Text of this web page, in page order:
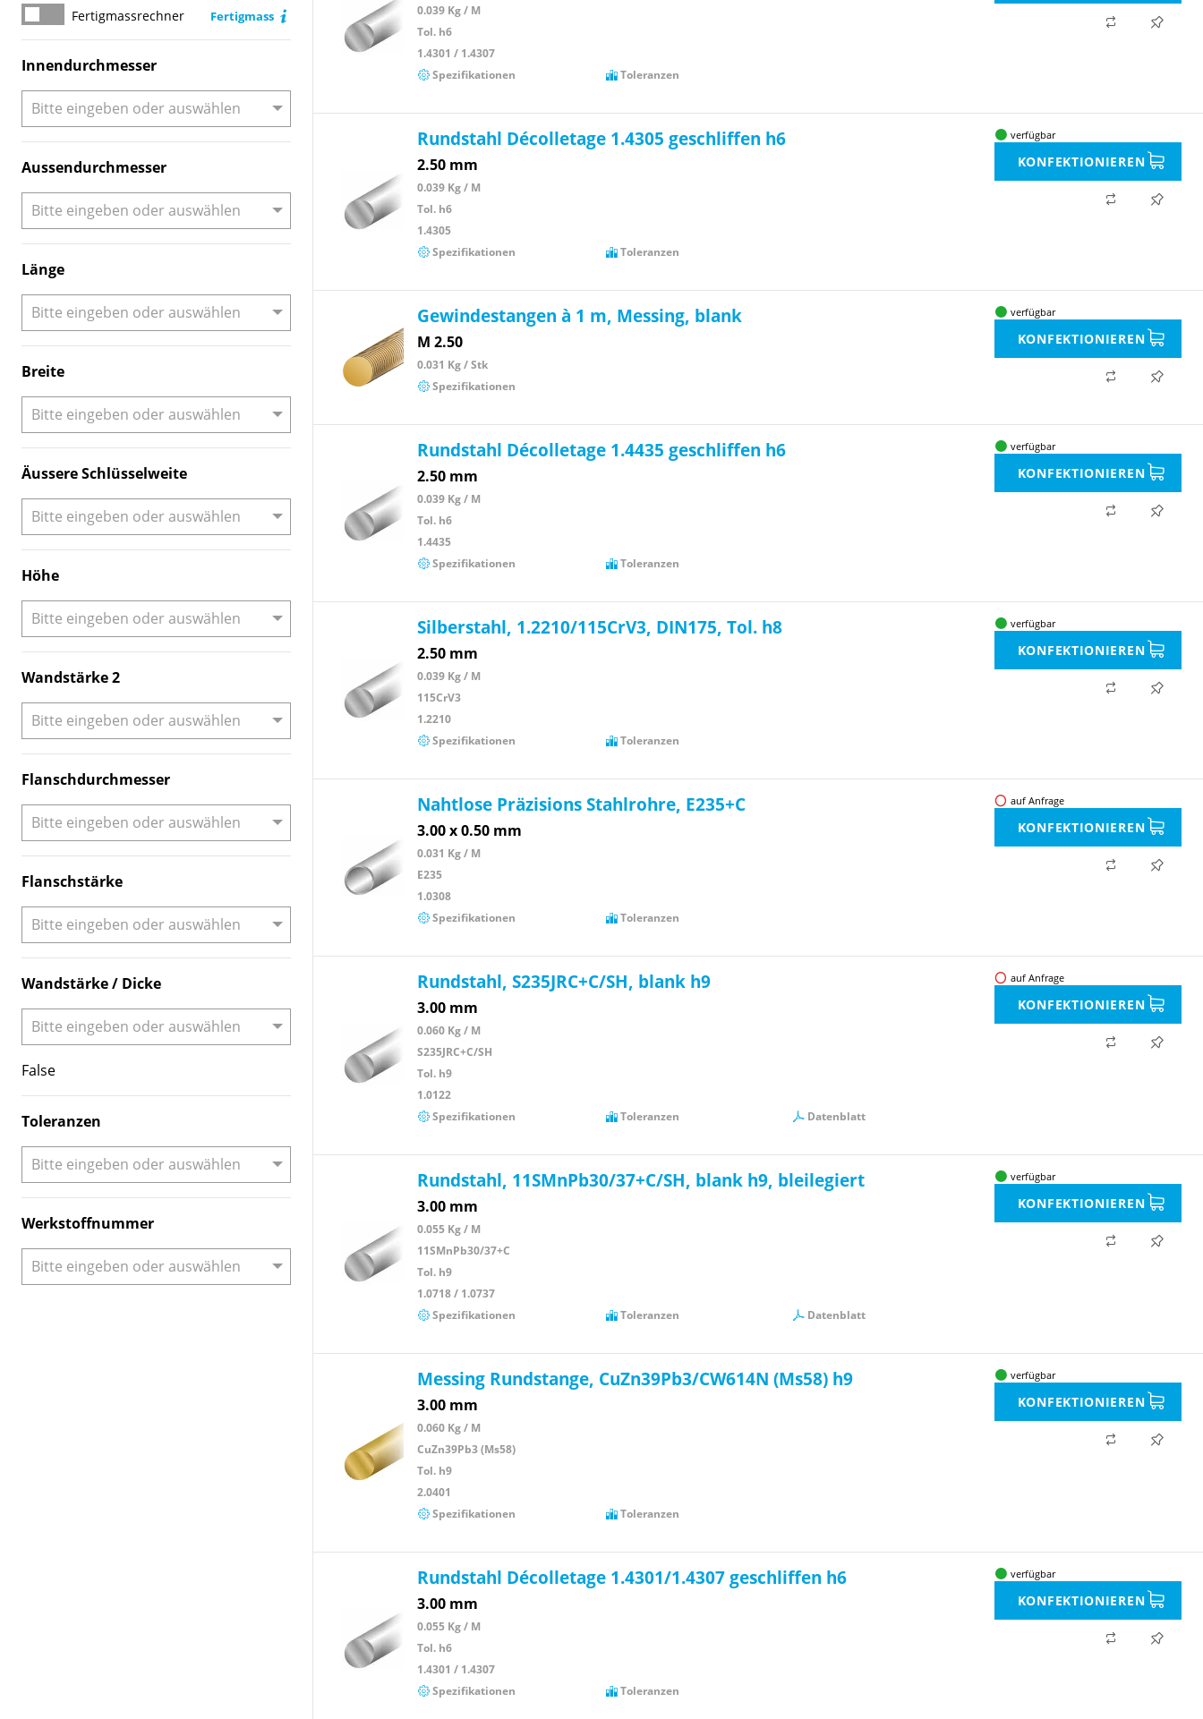
FertigmassrechnerFertigmassrechner Fertigmass
Innendurchmesser
Aussendurchmesser
Länge
Breite
Äussere Schlüsselweite
Höhe
Wandstärke 2
Flanschdurchmesser
Flanschstärke
Wandstärke / Dicke
False
Toleranzen
Werkstoffnummer
0.039 Kg / M
Tol. h6
1.4301 / 1.4307
Spezifikationen
Toleranzen
Rundstahl Décolletage 1.4305 geschliffen h6
2.50 mm
0.039 Kg / M
Tol. h6
1.4305
Spezifikationen
Toleranzen
verfügbar
KONFEKTIONIEREN
Gewindestangen à 1 m, Messing, blank
M 2.50
0.031 Kg / Stk
Spezifikationen
verfügbar
KONFEKTIONIEREN
Rundstahl Décolletage 1.4435 geschliffen h6
2.50 mm
0.039 Kg / M
Tol. h6
1.4435
Spezifikationen
Toleranzen
verfügbar
KONFEKTIONIEREN
Silberstahl, 1.2210/115CrV3, DIN175, Tol. h8
2.50 mm
0.039 Kg / M
115CrV3
1.2210
Spezifikationen
Toleranzen
verfügbar
KONFEKTIONIEREN
Nahtlose Präzisions Stahlrohre, E235+C
3.00 x 0.50 mm
0.031 Kg / M
E235
1.0308
Spezifikationen
Toleranzen
auf Anfrage
KONFEKTIONIEREN
Rundstahl, S235JRC+C/SH, blank h9
3.00 mm
0.060 Kg / M
S235JRC+C/SH
Tol. h9
1.0122
Spezifikationen
Toleranzen Datenblatt
auf Anfrage
KONFEKTIONIEREN
Rundstahl, 11SMnPb30/37+C/SH, blank h9, bleilegiert
3.00 mm
0.055 Kg / M
11SMnPb30/37+C
Tol. h9
1.0718 / 1.0737
Spezifikationen
Toleranzen Datenblatt
verfügbar
KONFEKTIONIEREN
Messing Rundstange, CuZn39Pb3/CW614N (Ms58) h9
3.00 mm
0.060 Kg / M
CuZn39Pb3 (Ms58)
Tol. h9
2.0401
Spezifikationen
Toleranzen
verfügbar
KONFEKTIONIEREN
Rundstahl Décolletage 1.4301/1.4307 geschliffen h6
3.00 mm
0.055 Kg / M
Tol. h6
1.4301 / 1.4307
Spezifikationen
Toleranzen
verfügbar
KONFEKTIONIEREN